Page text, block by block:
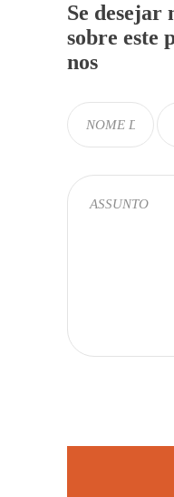
Se desejar
sobre este
nos